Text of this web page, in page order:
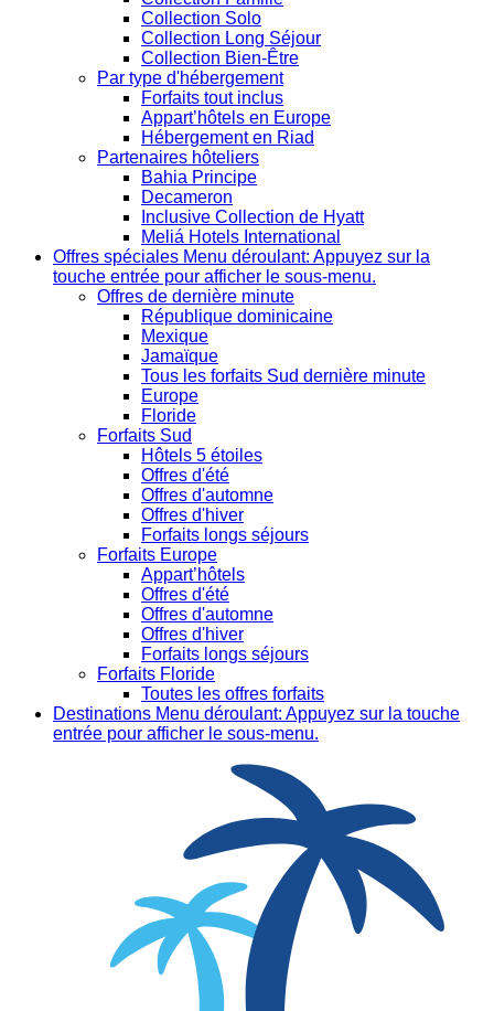
Collection Solo
Collection Long Séjour
Collection Bien-Être
Par type d'hébergement
Forfaits tout inclus
Appart’hôtels en Europe
Hébergement en Riad
Partenaires hôteliers
Bahia Principe
Decameron
Inclusive Collection de Hyatt
Meliá Hotels International
Offres spéciales Menu déroulant: Appuyez sur la
touche entrée pour afficher le sous-menu.
Offres de dernière minute
République dominicaine
Mexique
Jamaïque
Tous les forfaits Sud dernière minute
Europe
Floride
Forfaits Sud
Hôtels 5 étoiles
Offres d'été
Offres d'automne
Offres d'hiver
Forfaits longs séjours
Forfaits Europe
Appart’hôtels
Offres d'été
Offres d'automne
Offres d'hiver
Forfaits longs séjours
Forfaits Floride
Toutes les offres forfaits
Destinations Menu déroulant: Appuyez sur la touche
entrée pour afficher le sous-menu.